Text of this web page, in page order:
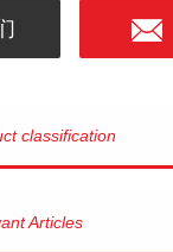
classification
Articles